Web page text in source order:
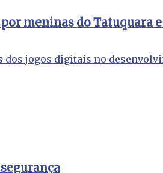
meninas do Tatuquara